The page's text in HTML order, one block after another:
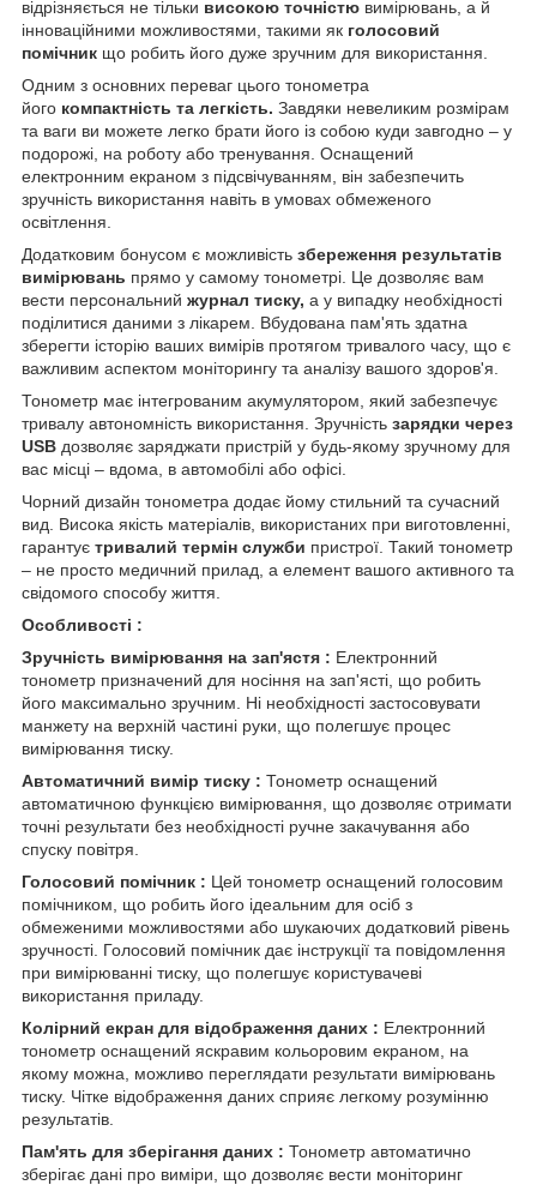
відрізняється не тільки високою точністю вимірювань, а й
інноваційними можливостями, такими як голосовий
помічник що робить його дуже зручним для використання.
Одним з основних переваг цього тонометра
його компактність та легкість. Завдяки невеликим розмірам
та ваги ви можете легко брати його із собою куди завгодно – у
подорожі, на роботу або тренування. Оснащений
електронним екраном з підсвічуванням, він забезпечить
зручність використання навіть в умовах обмеженого
освітлення.
Додатковим бонусом є можливість збереження результатів
вимірювань прямо у самому тонометрі. Це дозволяє вам
вести персональний журнал тиску, а у випадку необхідності
поділитися даними з лікарем. Вбудована пам'ять здатна
зберегти історію ваших вимірів протягом тривалого часу, що є
важливим аспектом моніторингу та аналізу вашого здоров'я.
Тонометр має інтегрованим акумулятором, який забезпечує
тривалу автономність використання. Зручність зарядки через
USB дозволяє заряджати пристрій у будь-якому зручному для
вас місці – вдома, в автомобілі або офісі.
Чорний дизайн тонометра додає йому стильний та сучасний
вид. Висока якість матеріалів, використаних при виготовленні,
гарантує тривалий термін служби пристрої. Такий тонометр
– не просто медичний прилад, а елемент вашого активного та
свідомого способу життя.
Особливості :
Зручність вимірювання на зап'ястя : Електронний
тонометр призначений для носіння на зап'ясті, що робить
його максимально зручним. Ні необхідності застосовувати
манжету на верхній частині руки, що полегшує процес
вимірювання тиску.
Автоматичний вимір тиску : Тонометр оснащений
автоматичною функцією вимірювання, що дозволяє отримати
точні результати без необхідності ручне закачування або
спуску повітря.
Голосовий помічник : Цей тонометр оснащений голосовим
помічником, що робить його ідеальним для осіб з
обмеженими можливостями або шукаючих додатковий рівень
зручності. Голосовий помічник дає інструкції та повідомлення
при вимірюванні тиску, що полегшує користувачеві
використання приладу.
Колірний екран для відображення даних : Електронний
тонометр оснащений яскравим кольоровим екраном, на
якому можна, можливо переглядати результати вимірювань
тиску. Чітке відображення даних сприяє легкому розумінню
результатів.
Пам'ять для зберігання даних : Тонометр автоматично
зберігає дані про виміри, що дозволяє вести моніторинг